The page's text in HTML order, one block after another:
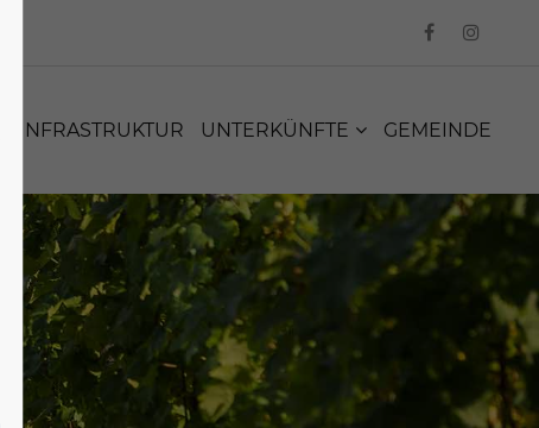
INFRASTRUKTUR UNTERKÜNFTE GEMEINDE